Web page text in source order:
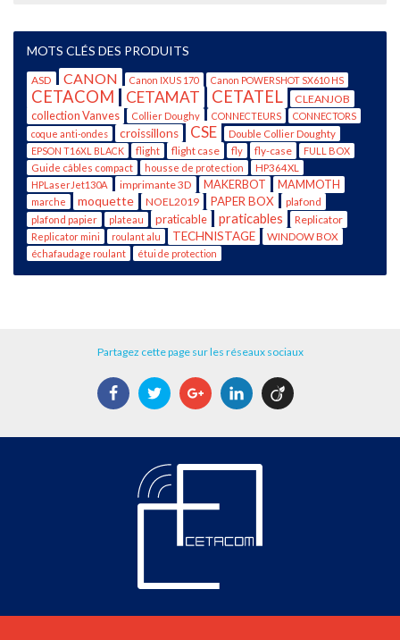
MOTS CLÉS DES PRODUITS
ASD CANON Canon IXUS 170 Canon POWERSHOT SX610 HS
CETACOM CETAMAT CETATEL CLEANJOB
collection Vanves Collier Doughy CONNECTEURS
CONNECTORS
coque anti-ondes
croissillons CSE
Double Collier Doughty
EPSON T16XL BLACK
flight flight case fly fly-case
FULL BOX
Guide câbles compact
housse de protection
HP364XL
HPLaserJet130A
imprimante 3D MAKERBOT MAMMOTH
marche moquette NOEL2019 PAPER BOX plafond
plafond papier plateau praticable praticables Replicator
Replicator mini roulant alu TECHNISTAGE WINDOW BOX
échafaudage roulant étui de protection
Partagez cette page sur les réseaux sociaux
FacebookTwitter Google+LinkedIn